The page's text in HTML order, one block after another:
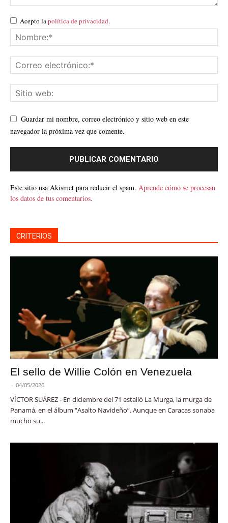
Acepto lapolítica de privacidad.
Guardar mi nombre, correo electrónico y sitio web en este
navegador la próxima vez que comente.
Este sitio usa Akismet para reducir el spam. Aprende cómo se procesan
los datos de tus comentarios.
CRITERIOS
El sello de Willie Colón en Venezuela
- 04/05/2026
VÍCTOR SUÁREZ - En diciembre del 71 estalló La Murga, la murga de
Panamá, en el álbum “Asalto Navideño”. Aunque en Caracas sonaba
mucho su...